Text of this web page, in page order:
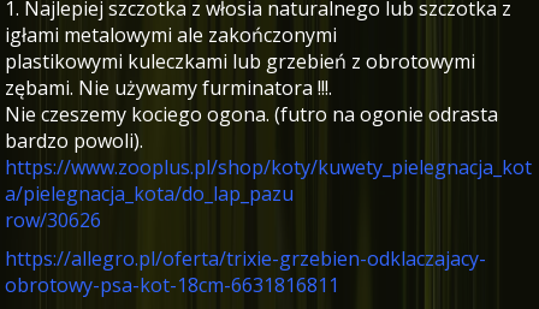
1. Najlepiej szczotka z włosia naturalnego lub szczotka z
igłami metalowymi ale zakończonymi
plastikowymi kuleczkami lub grzebień z obrotowymi
zębami. Nie używamy furminatora !!!.
Nie czeszemy kociego ogona. (futro na ogonie odrasta
bardzo powoli).
https://www.zooplus.pl/shop/koty/kuwety_pielegnacja_kot
a/pielegnacja_kota/do_lap_pazu
row/30626
https://allegro.pl/oferta/trixie-grzebien-odklaczajacy-
obrotowy-psa-kot-18cm-6631816811